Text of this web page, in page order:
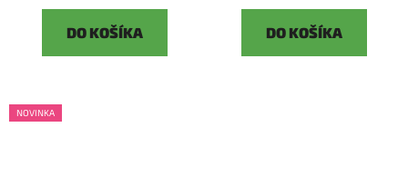
DO KOŠÍKA DO KOŠÍKA
NOVINKA